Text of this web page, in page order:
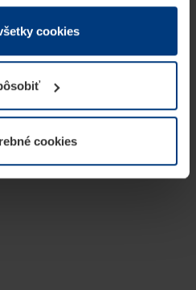
služieb.
cookies ukladať na Vašom
všetky ostatné typy cookie
Vaše povolenie môžete
vo vysvetlení cookie
cookies
cookies